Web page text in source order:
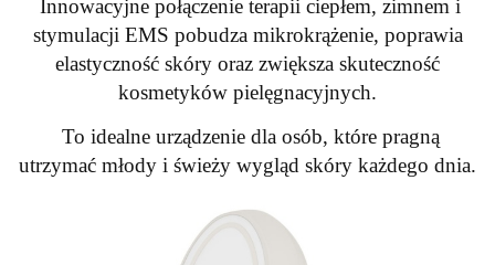
Innowacyjne połączenie terapii ciepłem, zimnem i
stymulacji EMS pobudza mikrokrążenie, poprawia
elastyczność skóry oraz zwiększa skuteczność
kosmetyków pielęgnacyjnych.
To idealne urządzenie dla osób, które pragną
utrzymać młody i świeży wygląd skóry każdego dnia.